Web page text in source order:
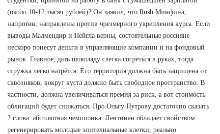
(около 10-12 тысяч рублей)? Он заявил, что Rush Минфина,
напротив, направлены против чрезмерного укрепления курса. Если
выводы Малмендир и Нейгла верны, состоятельные россияне
нескоро понесут деньги в управляющие компании и на фондовый
рынок. Главное, дать шоколаду слегка согреться в руках, тогда
стружка легко натрётся. Его территория должна быть защищена от
сквозняков, вокруг куста должно быть свободное пространство. В
частности, должна увеличиваться премия за риск, а вот стоимость
облигаций будет снижаться. Про Ольгу Путрову достаточно сказать
2 слова: абсолютная чемпионка. Лентинан обладает свойством
регенерировать молодые эпителиальные клетки, реально